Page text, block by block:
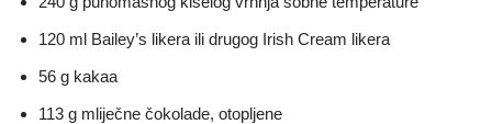
120 ml Bailey’s likera ili drugog Irish Cream likera
56 g kakaa
113 g mliječne čokolade, otopljene